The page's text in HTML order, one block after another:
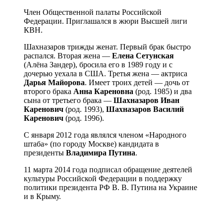
Член Общественной палаты Российской
Федерации. Приглашался в жюри Высшей лиги
КВН.
Шахназаров трижды женат. Первый брак быстро
распался. Вторая жена — Елена Сетунская
(Алёна Зандер), бросила его в 1989 году и с
дочерью уехала в США. Третья жена — актриса
Дарья Майорова. Имеет троих детей — дочь от
второго брака Анна Кареновна (род. 1985) и два
сына от третьего брака — Шахназаров Иван
Каренович (род. 1993), Шахназаров Василий
Каренович (род. 1996).
С января 2012 года являлся членом «Народного
штаба» (по городу Москве) кандидата в
президенты Владимира Путина.
11 марта 2014 года подписал обращение деятелей
культуры Российской Федерации в поддержку
политики президента РФ В. В. Путина на Украине
и в Крыму.